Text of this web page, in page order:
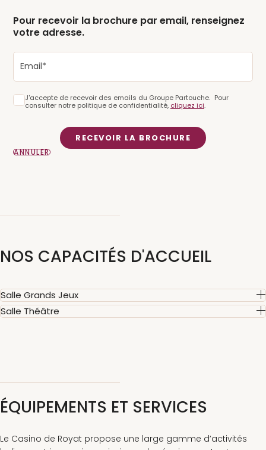
Pour recevoir la brochure par email, renseignez
votre adresse.
J'accepte de recevoir des emails du Groupe Partouche. Pour
consulter notre politique de confidentialité, cliquez ici.
RECEVOIR LA BROCHURE
ANNULER
NOS CAPACITÉS D'ACCUEIL
Salle Grands Jeux
Salle Théâtre
ÉQUIPEMENTS ET SERVICES
Le Casino de Royat propose une large gamme d’activités